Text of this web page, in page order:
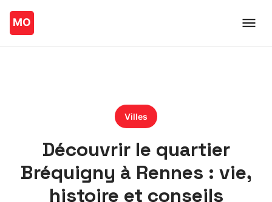
Villes
Découvrir le quartier
Bréquigny à Rennes : vie,
histoire et conseils